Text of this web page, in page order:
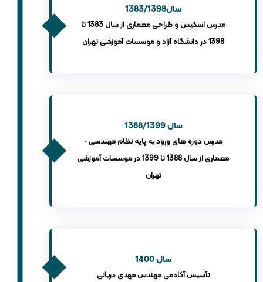
1383/1398سال
مدرس اسکیس و طراحی معماری از سال 1383 تا
1398 در دانشگاه آزاد و موسسات آموزشی تهران
1388/1399 سال
· مدرس دوره های ورود به پایه نظام مهندسی
معماری از سال 1388 تا 1399 در موسسات آموزشی
تهران
سال 1400
تآسیس آکادمی مهندس مهدی دریانی